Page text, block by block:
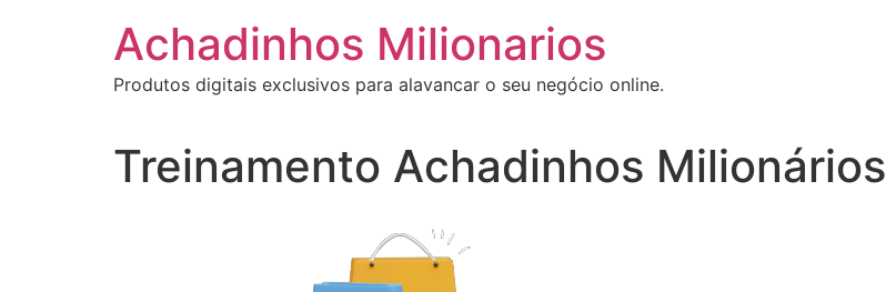
Achadinhos Milionarios
Produtos digitais exclusivos para alavancar o seu negócio online.
Treinamento Achadinhos Milionários